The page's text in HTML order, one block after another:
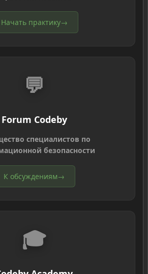
Начать практику→
💬
Forum Codeby
специалистов по
безопасности
К обсуждениям→
🎓